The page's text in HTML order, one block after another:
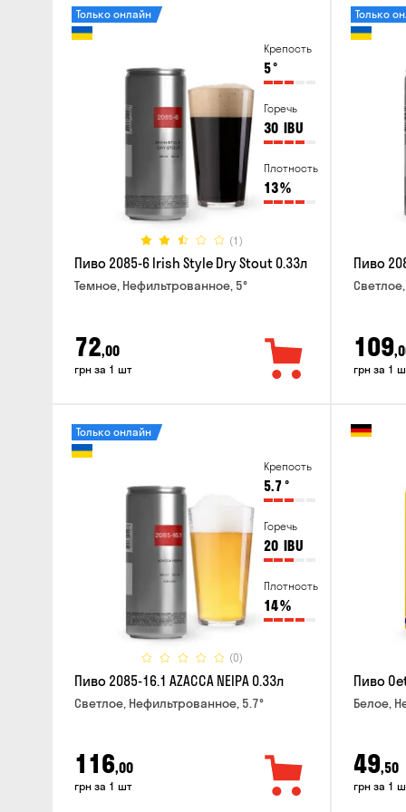
Крепость
5°
Горечь
30 IBU
Плотность
13%
(1)
Только онлайн
Пиво 2085-6 Irish Style Dry Stout 0.33л
Темное, Нефильтрованное, 5°
72,00
грн за 1 шт
Только
Пиво
109
грн за 1
Крепость
5.7°
Горечь
20 IBU
Плотность
14%
(0)
Только онлайн
Пиво 2085-16.1 AZACCA NEIPA 0.33л
Светлое, Нефильтрованное, 5.7°
116,00
грн за 1 шт
Пиво
Белое,
49,50
грн за 1